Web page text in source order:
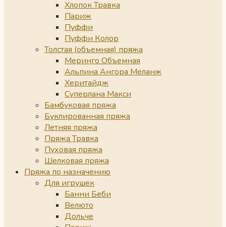
Хлопок Травка
Париж
Пуффи
Пуффи Колор
Толстая (объемная) пряжа
Меринго Объемная
Альпина Ангора Меланж
Херитайдж
Суперлана Макси
Бамбуковая пряжа
Буклированная пряжа
Летняя пряжа
Пряжа Травка
Пуховая пряжа
Шелковая пряжа
Пряжа по назначению
Для игрушек
Банни Беби
Велюто
Дольче